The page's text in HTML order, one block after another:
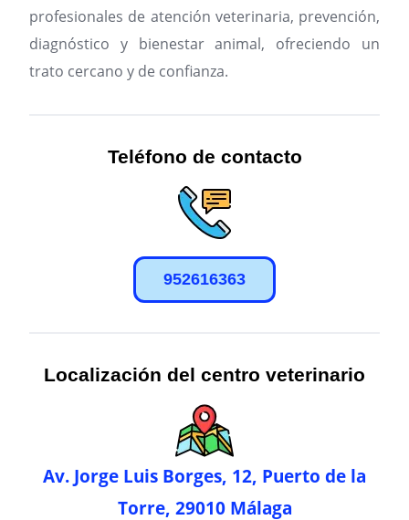
profesionales de atención veterinaria, prevención,
diagnóstico y bienestar animal, ofreciendo un
trato cercano y de confianza.
Teléfono de contacto
952616363
Localización del centro veterinario
Av. Jorge Luis Borges, 12, Puerto de la
Torre, 29010 Málaga